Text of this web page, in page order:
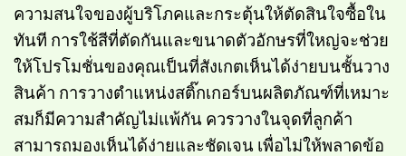
ความสนใจของผู้บริโภคและกระตุ้นให้ตัดสินใจซื้อใน
ทันที การใช้สีที่ตัดกันและขนาดตัวอักษรที่ใหญ่จะช่วย
ให้โปรโมชั่นของคุณเป็นที่สังเกตเห็นได้ง่ายบนชั้นวาง
สินค้า การวางตำแหน่งสติ๊กเกอร์บนผลิตภัณฑ์ที่เหมาะ
สมก็มีความสำคัญไม่แพ้กัน ควรวางในจุดที่ลูกค้า
สามารถมองเห็นได้ง่ายและชัดเจน เพื่อไม่ให้พลาดข้อ